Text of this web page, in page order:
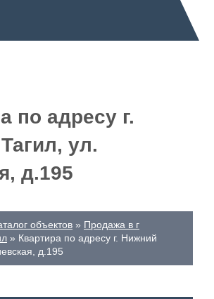
по адресу г.
ул.
д.195
объектов
Продажа в г
Квартира по адресу г. Нижний
д.195